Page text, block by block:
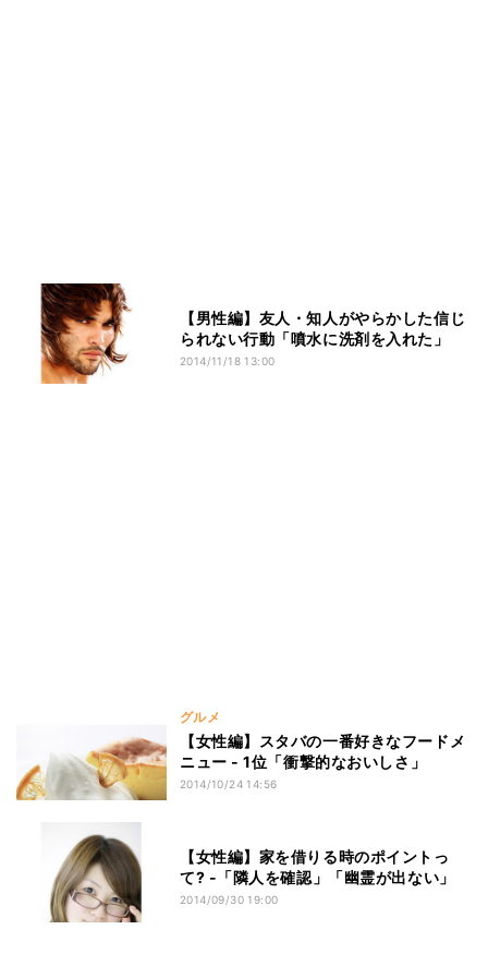
【男性編】友人・知人がやらかした信じ
られない行動「噴水に洗剤を入れた」
2014/11/18 13:00
グルメ
【女性編】スタバの一番好きなフードメ
ニュー - 1位「衝撃的なおいしさ」
2014/10/24 14:56
【女性編】家を借りる時のポイントっ
て? -「隣人を確認」「幽霊が出ない」
2014/09/30 19:00